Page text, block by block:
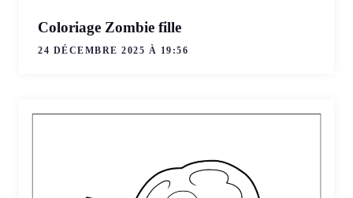
Coloriage Zombie fille
24 DÉCEMBRE 2025 À 19:56